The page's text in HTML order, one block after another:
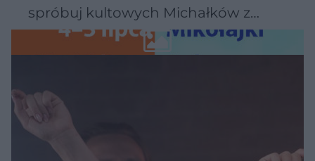
spróbuj kultowych Michałków z
Wawelu